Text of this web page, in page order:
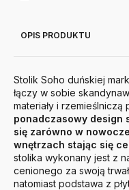
OPIS PRODUKTU
Stolik Soho duńskiej
łączy w sobie
materiały i
ponadczasowy design
się zarówno w
wnętrzach stając się
stolika wykonany jest z
cenionego za swoją
natomiast podstawa z